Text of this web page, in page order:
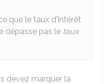
que le taux d'intérêt
dépasse pas le taux
devez marquer la